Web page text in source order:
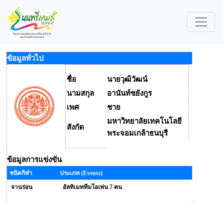
ข้อมูลทั่วไป
ชื่อ
นายวุฒิวัฒน์
นามสกุล
อานันท์ชยังกูร
เพศ
ชาย
สังกัด
มหาวิทยาลัยเทคโนโลยี
พระจอมเกล้าธนบุรี
ข้อมูลการแข่งขัน
ชนิดกีฬา
ประเภท (Events)
จานร่อน
อัลทิเมททีมโอเพ่น 7 คน